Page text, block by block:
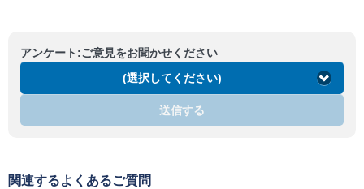
アンケート:ご意見をお聞かせください
(選択してください)
送信する
関連するよくあるご質問